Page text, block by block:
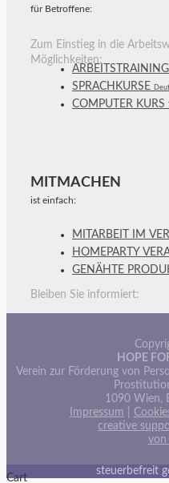
für Betroffene:
Zum Einstieg in die
Möglichkeiten:
ARBEITSTRAINING
SPRACHKURSE
COMPUTER KURS
MITMACHEN
ist einfach:
MITARBEIT IM
HOMEPARTY
GENÄHTE
Bleiben Sie informiert:
HOPE
Verein zur Förderung von
1090 Wien,
Impressum
creative
von
steuerbefreit
Cart